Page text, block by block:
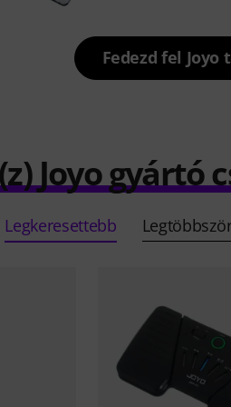
Fedezd fel
Joyo gyártó
Legkeresettebb